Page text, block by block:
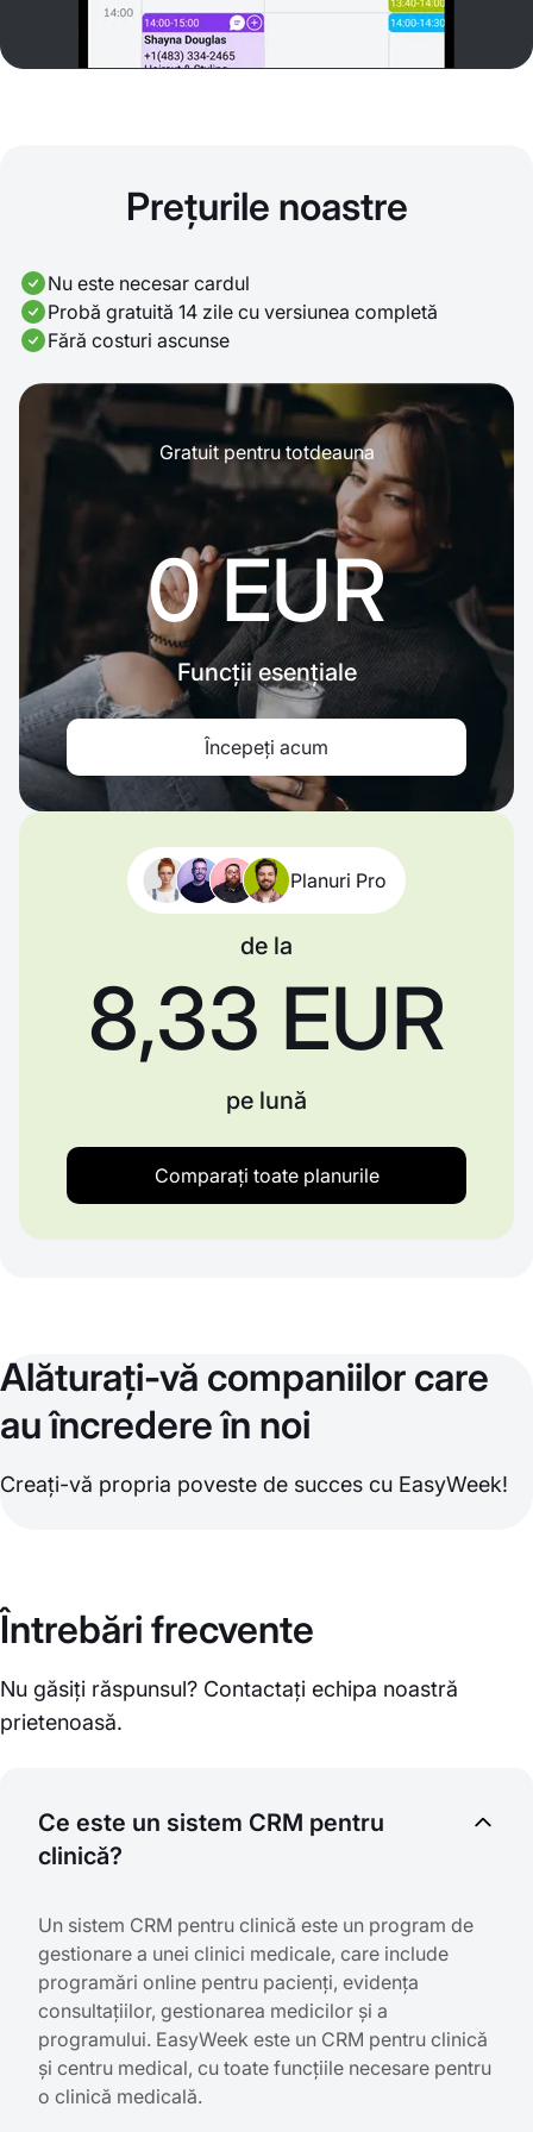
Prețurile noastre
Nu este necesar cardul
Probă gratuită 14 zile cu versiunea completă
Fără costuri ascunse
Gratuit pentru totdeauna
0 EUR
Funcții esențiale
Începeți acum
Planuri Pro
de la
8,33 EUR
pe lună
Comparați toate planurile
Alăturați-vă companiilor care
au încredere în noi
Creați-vă propria poveste de succes cu EasyWeek!
Întrebări frecvente
Nu găsiți răspunsul? Contactați echipa noastră
prietenoasă.
Ce este un sistem CRM pentru
clinică?
Un sistem CRM pentru clinică este un program de
gestionare a unei clinici medicale, care include
programări online pentru pacienți, evidența
consultațiilor, gestionarea medicilor și a
programului. EasyWeek este un CRM pentru clinică
și centru medical, cu toate funcțiile necesare pentru
o clinică medicală.